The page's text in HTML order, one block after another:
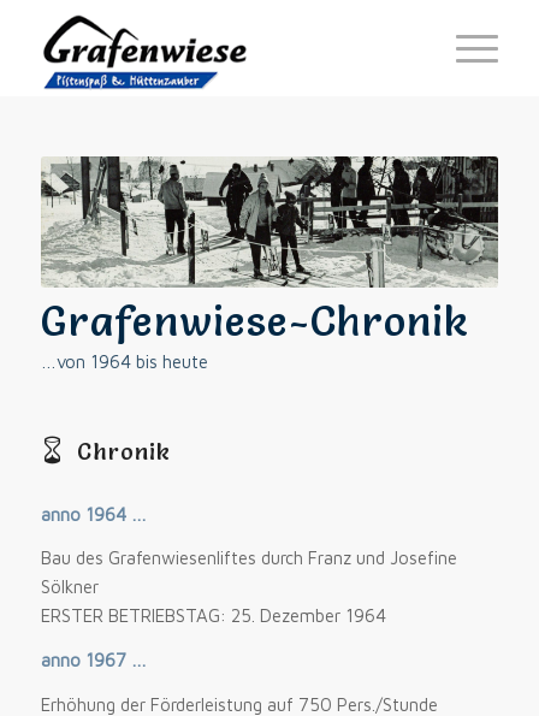
Grafenwiese-Chronik
…von 1964 bis heute
Chronik
anno 1964 …
Bau des Grafenwiesenliftes durch Franz und Josefine
Sölkner
ERSTER BETRIEBSTAG: 25. Dezember 1964
anno 1967 …
Erhöhung der Förderleistung auf 750 Pers./Stunde